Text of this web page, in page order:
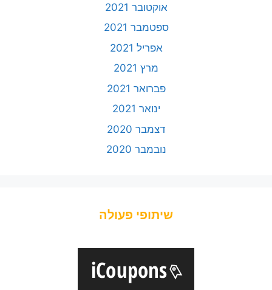
אוקטובר 2021
ספטמבר 2021
אפריל 2021
מרץ 2021
פברואר 2021
ינואר 2021
דצמבר 2020
נובמבר 2020
שיתופי פעולה